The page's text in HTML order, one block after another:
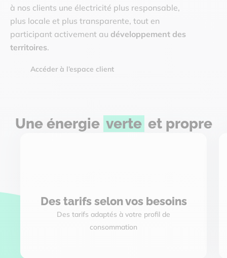
à nos clients une électricité plus responsable,
plus locale et plus transparente, tout en
participant activement au développement des
territoires.
Accéder à l’espace client
Une énergie verte et propre
Des tarifs selon vos besoins
Des tarifs adaptés à votre profil de
consommation